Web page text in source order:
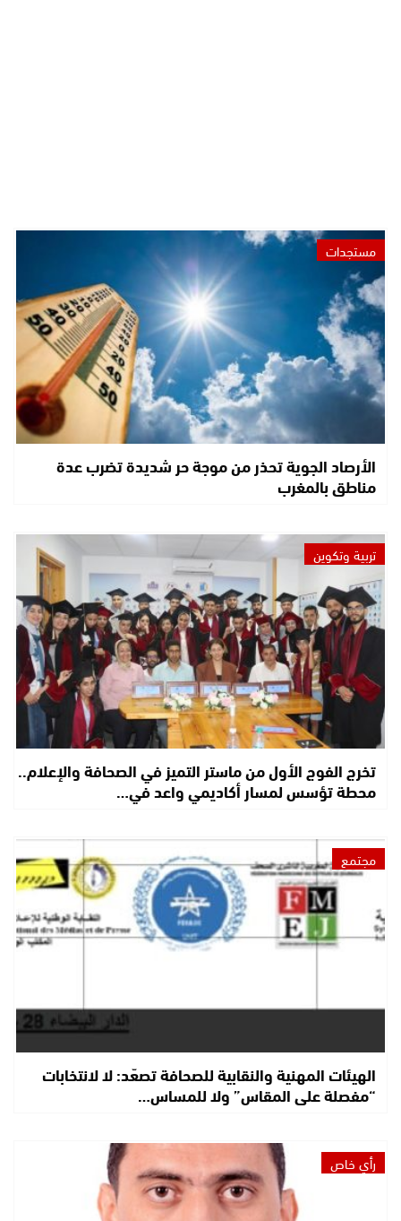
مستجدات
الأرصاد الجوية تحذر من موجة حر شديدة تضرب عدة
مناطق بالمغرب
تربية وتكوين
تخرج الفوج الأول من ماستر التميز في الصحافة والإعلام..
محطة تؤسس لمسار أكاديمي واعد في…
مجتمع
الهيئات المهنية والنقابية للصحافة تصعّد: لا لانتخابات
“مفصلة على المقاس” ولا للمساس…
رأي خاص